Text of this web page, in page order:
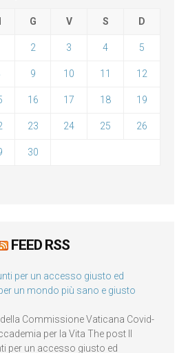
G V S D
2 3 4 5
9 10 11 12
16 17 18 19
23 24 25 26
30
FEED RSS
per un accesso giusto ed
un mondo più sano e giusto
Commissione Vaticana Covid-
per la Vita The post Il
per un accesso giusto ed